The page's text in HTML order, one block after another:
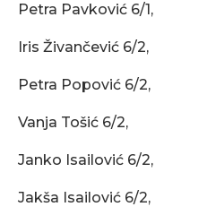
Petra Pavković 6/1,
Iris Živančević 6/2,
Petra Popović 6/2,
Vanja Tošić 6/2,
Janko Isailović 6/2,
Jakša Isailović 6/2,